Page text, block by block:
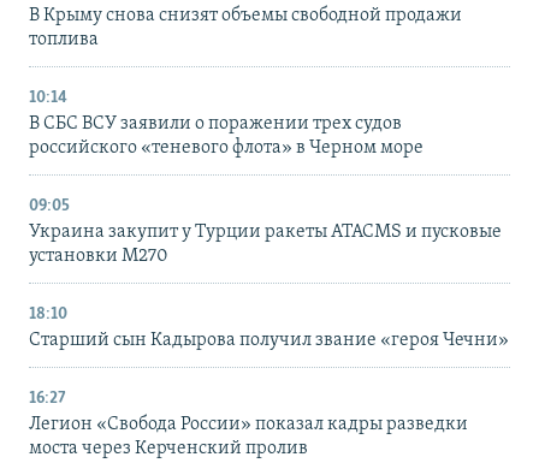
В Крыму снова снизят объемы свободной продажи
топлива
10:14
В СБС ВСУ заявили о поражении трех судов
российского «теневого флота» в Черном море
09:05
Украина закупит у Турции ракеты ATACMS и пусковые
установки M270
18:10
Старший сын Кадырова получил звание «героя Чечни»
16:27
Легион «Свобода России» показал кадры разведки
моста через Керченский пролив